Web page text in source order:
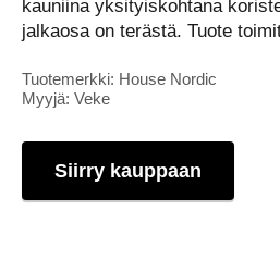
kauniina yksityiskohtana
jalkaosa on terästä. Tuote
Tuotemerkki: House Nordic
Myyjä: Veke
Siirry kauppaan